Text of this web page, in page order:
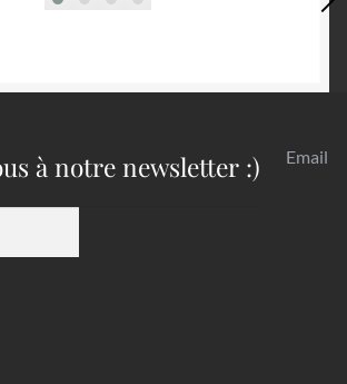
à notre newsletter :) Email